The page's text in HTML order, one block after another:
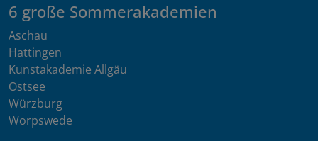
6 große Sommerakademien
Aschau
Hattingen
Kunstakademie Allgäu
Ostsee
Würzburg
Worpswede